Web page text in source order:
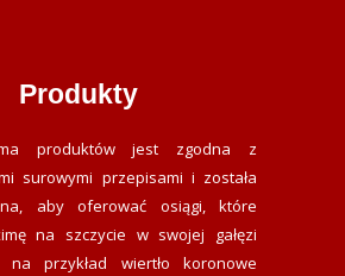
Produkty
produktów jest zgodna z
surowymi przepisami i została
aby oferować osiągi, które
na szczycie w swojej gałęzi
przykład wiertło koronowe